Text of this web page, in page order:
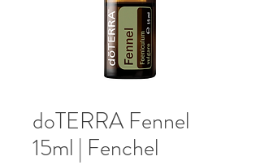
doTERRA Fennel
15ml | Fenchel